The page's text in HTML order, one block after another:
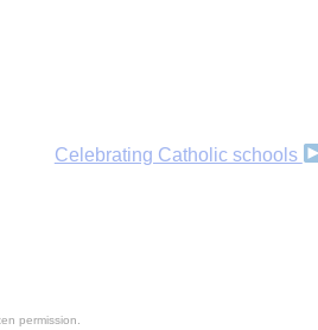
Celebrating Catholic schools
permission.